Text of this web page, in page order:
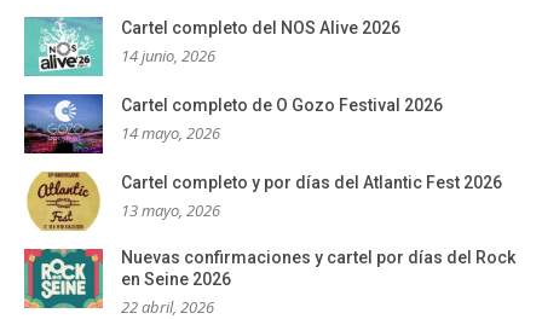
Cartel completo del NOS Alive 2026
14 junio, 2026
Cartel completo de O Gozo Festival 2026
14 mayo, 2026
Cartel completo y por días del Atlantic Fest 2026
13 mayo, 2026
Nuevas confirmaciones y cartel por días del Rock
en Seine 2026
22 abril, 2026